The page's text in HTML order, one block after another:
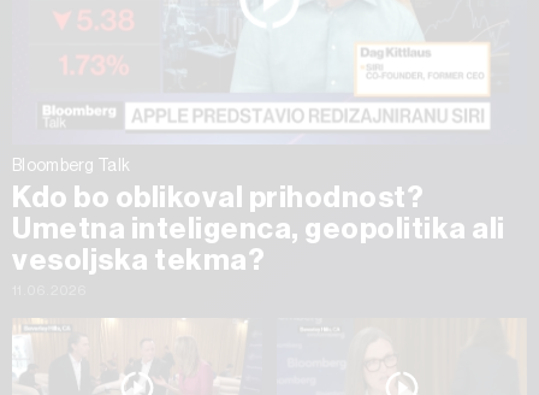
Bloomberg Talk
Kdo bo oblikoval prihodnost?
Umetna inteligenca, geopolitika ali
vesoljska tekma?